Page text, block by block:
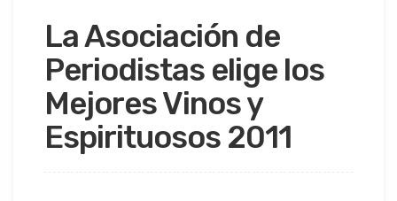
La Asociación de
Periodistas elige los
Mejores Vinos y
Espirituosos 2011